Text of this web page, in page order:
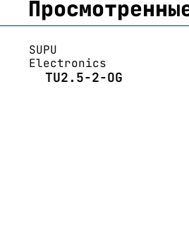
SUPU
Electronics
TU2.5-2-OG